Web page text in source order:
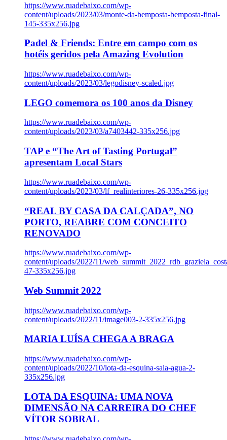
https://www.ruadebaixo.com/wp-
content/uploads/2023/03/monte-da-bemposta-bemposta-final-
145-335x256.jpg
Padel & Friends: Entre em campo com os
hotéis geridos pela Amazing Evolution
https://www.ruadebaixo.com/wp-
content/uploads/2023/03/legodisney-scaled.jpg
LEGO comemora os 100 anos da Disney
https://www.ruadebaixo.com/wp-
content/uploads/2023/03/a7403442-335x256.jpg
TAP e “The Art of Tasting Portugal”
apresentam Local Stars
https://www.ruadebaixo.com/wp-
content/uploads/2023/03/lf_realinteriores-26-335x256.jpg
“REAL BY CASA DA CALÇADA”, NO
PORTO, REABRE COM CONCEITO
RENOVADO
https://www.ruadebaixo.com/wp-
content/uploads/2022/11/
47-335x256.jpg
Web Summit 2022
https://www.ruadebaixo.com/wp-
content/uploads/2022/11/image003-2-335x256.jpg
MARIA LUÍSA CHEGA A BRAGA
https://www.ruadebaixo.com/wp-
content/uploads/2022/10/lota-da-esquina-sala-agua-2-
335x256.jpg
LOTA DA ESQUINA: UMA NOVA
DIMENSÃO NA CARREIRA DO CHEF
VÍTOR SOBRAL